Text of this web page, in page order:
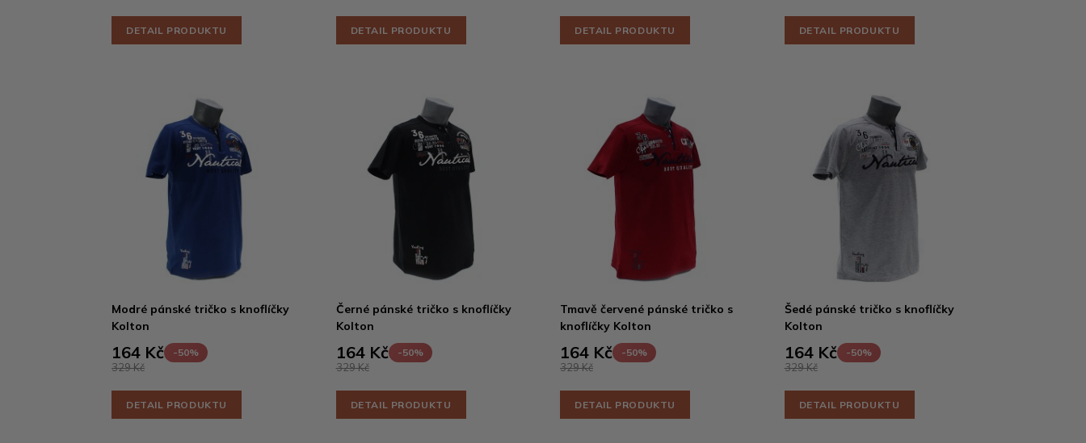
DETAIL PRODUKTU DETAIL PRODUKTU DETAIL PRODUKTU DETAIL PRODUKTU
Modré pánské tričko s knoflíčky
Kolton
164 Kč -50%
329 Kč
DETAIL PRODUKTU
Černé pánské tričko s knoflíčky
Kolton
164 Kč -50%
329 Kč
DETAIL PRODUKTU
Tmavě červené pánské tričko s
knoflíčky Kolton
164 Kč -50%
329 Kč
DETAIL PRODUKTU
Šedé pánské tričko s knoflíčky
Kolton
164 Kč -50%
329 Kč
DETAIL PRODUKTU